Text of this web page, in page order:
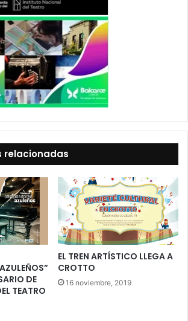
relacionadas
DE
TEATRO
EL TREN ARTÍSTICO LLEGA A
CROTTO
16 noviembre, 2019